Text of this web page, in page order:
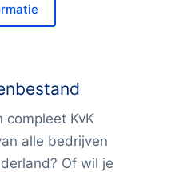
compleet KvK
alle bedrijven
Of wil je